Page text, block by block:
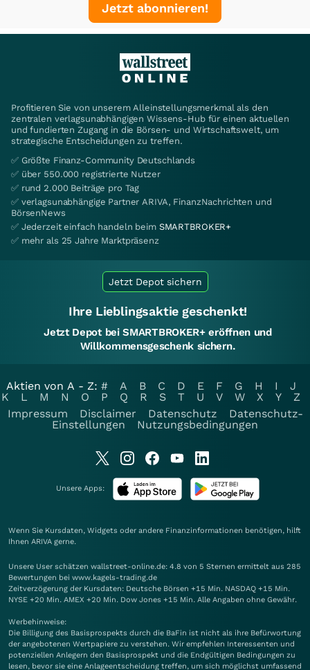
Jetzt abonnieren!
Profitieren Sie von unserem Alleinstellungsmerkmal als den
zentralen verlagsunabhängigen Wissens-Hub für einen aktuellen
und fundierten Zugang in die Börsen- und Wirtschaftswelt, um
strategische Entscheidungen zu treffen.
✅ Größte Finanz-Community Deutschlands
✅ über 550.000 registrierte Nutzer
✅ rund 2.000 Beiträge pro Tag
✅ verlagsunabhängige Partner ARIVA, FinanzNachrichten und
BörsenNews
✅ Jederzeit einfach handeln beim SMARTBROKER+
✅ mehr als 25 Jahre Marktpräsenz
Jetzt Depot sichern
Ihre Lieblingsaktie geschenkt!
Jetzt Depot bei SMARTBROKER+ eröffnen und
Willkommensgeschenk sichern.
Aktien von A - Z: # A B C D E F G H I
J
K
L M N O P Q R S T U V W X Y
Z
Impressum
Disclaimer Datenschutz
Datenschutz-
Einstellungen
Nutzungsbedingungen
Unsere Apps:
Wenn Sie Kursdaten, Widgets oder andere Finanzinformationen benötigen, hilft
Ihnen ARIVA gerne.
Unsere User schätzen wallstreet-online.de: 4.8 von 5 Sternen ermittelt aus 285
Bewertungen bei www.kagels-trading.de
Zeitverzögerung der Kursdaten: Deutsche Börsen +15 Min. NASDAQ +15 Min.
NYSE +20 Min. AMEX +20 Min. Dow Jones +15 Min. Alle Angaben ohne Gewähr.
Werbehinweise:
Die Billigung des Basisprospekts durch die BaFin ist nicht als ihre Befürwortung
der angebotenen Wertpapiere zu verstehen. Wir empfehlen Interessenten und
potenziellen Anlegern den Basisprospekt und die Endgültigen Bedingungen zu
lesen, bevor sie eine Anlageentscheidung treffen, um sich möglichst umfassend